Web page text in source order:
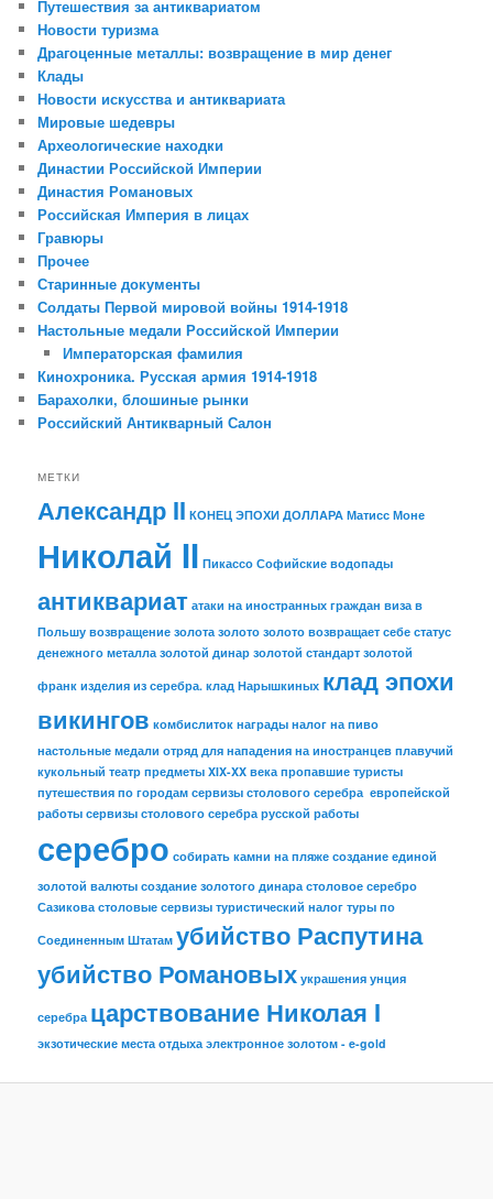
Путешествия за антиквариатом
Новости туризма
Драгоценные металлы: возвращение в мир денег
Клады
Новости искусства и антиквариата
Мировые шедевры
Археологические находки
Династии Российской Империи
Династия Романовых
Российская Империя в лицах
Гравюры
Прочее
Старинные документы
Солдаты Первой мировой войны 1914-1918
Настольные медали Российской Империи
Императорская фамилия
Кинохроника. Русская армия 1914-1918
Барахолки, блошиные рынки
Российский Антикварный Салон
МЕТКИ
Александр II КОНЕЦ ЭПОХИ ДОЛЛАРА Матисс Моне
Николай II Пикассо Софийские водопады
антиквариат атаки на иностранных граждан виза в
Польшу возвращение золота золото золото возвращает себе статус
денежного металла золотой динар золотой стандарт золотой
франк изделия из серебра. клад Нарышкиных клад эпохи
викингов комбислиток награды налог на пиво
настольные медали отряд для нападения на иностранцев плавучий
кукольный театр предметы XIX-XX века пропавшие туристы
путешествия по городам сервизы столового серебра европейской
работы сервизы столового серебра русской работы
серебро собирать камни на пляже создание единой
золотой валюты создание золотого динара столовое серебро
Сазикова столовые сервизы туристический налог туры по
Соединенным Штатам убийство Распутина
убийство Романовых украшения унция
серебра царствование Николая I
экзотические места отдыха электронное золотом - e-gold